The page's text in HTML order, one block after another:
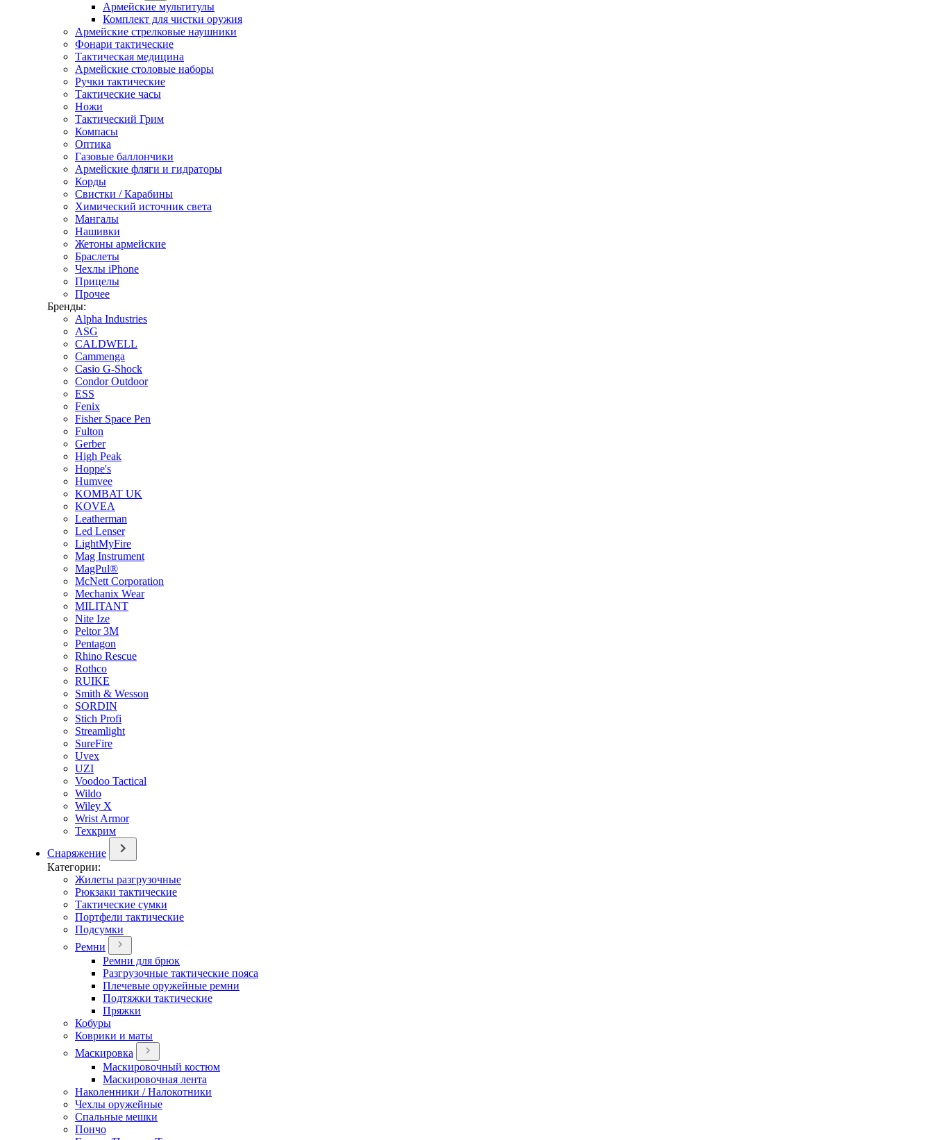
Армейские мультитулы
Комплект для чистки оружия
Армейские стрелковые наушники
Фонари тактические
Тактическая медицина
Армейские столовые наборы
Ручки тактические
Тактические часы
Ножи
Тактический Грим
Компасы
Оптика
Газовые баллончики
Армейские фляги и гидраторы
Корды
Свистки / Карабины
Химический источник света
Мангалы
Нашивки
Жетоны армейские
Браслеты
Чехлы iPhone
Прицелы
Прочее
Бренды:
Alpha Industries
ASG
CALDWELL
Cammenga
Casio G-Shock
Condor Outdoor
ESS
Fenix
Fisher Space Pen
Fulton
Gerber
High Peak
Hoppe's
Humvee
KOMBAT UK
KOVEA
Leatherman
Led Lenser
LightMyFire
Mag Instrument
MagPul®
McNett Corporation
Mechanix Wear
MILITANT
Nite Ize
Peltor 3M
Pentagon
Rhino Rescue
Rothco
RUIKE
Smith & Wesson
SORDIN
Stich Profi
Streamlight
SureFire
Uvex
UZI
Voodoo Tactical
Wildo
Wiley X
Wrist Armor
Техкрим
Снаряжение
Категории:
Жилеты разгрузочные
Рюкзаки тактические
Тактические сумки
Портфели тактические
Подсумки
Ремни
Ремни для брюк
Разгрузочные тактические пояса
Плечевые оружейные ремни
Подтяжки тактические
Пряжки
Кобуры
Коврики и маты
Маскировка
Маскировочный костюм
Маскировочная лента
Наколенники / Налокотники
Чехлы оружейные
Спальные мешки
Пончо